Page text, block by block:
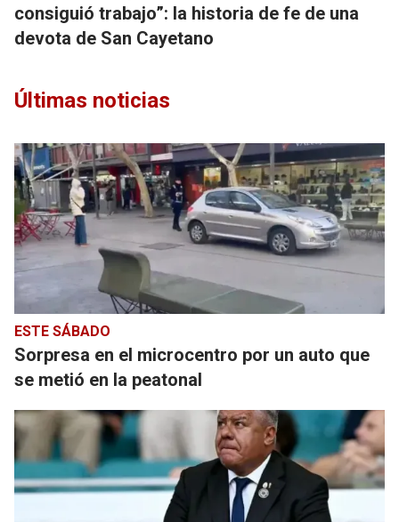
consiguió trabajo”: la historia de fe de una
devota de San Cayetano
Últimas noticias
ESTE SÁBADO
Sorpresa en el microcentro por un auto que
se metió en la peatonal